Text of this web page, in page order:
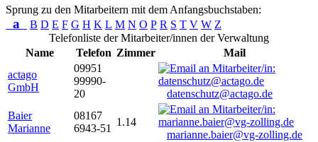
Sprung zu den Mitarbeitern mit dem Anfangsbuchstaben:
a B D E F G H K L M N O P R S T V W Z
Telefonliste der Mitarbeiter/innen der Verwaltung
Name
Telefon Zimmer
Mail
actago
GmbH
09951
99990-
20
datenschutz@actago.de
Baier
Marianne
08167
6943-51
1.14
marianne.baier@vg-zolling.de